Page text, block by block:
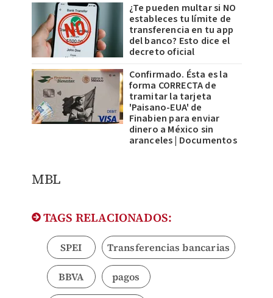
¿Te pueden multar si NO
estableces tu límite de
transferencia en tu app
del banco? Esto dice el
decreto oficial
Confirmado. Ésta es la
forma CORRECTA de
tramitar la tarjeta
'Paisano-EUA' de
Finabien para enviar
dinero a México sin
aranceles | Documentos
MBL
TAGS RELACIONADOS:
SPEI Transferencias bancarias
BBVA pagos